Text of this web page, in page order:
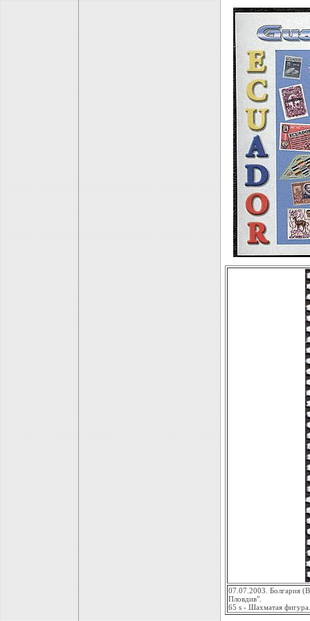
07.07.2003. Болгария
Пловдив".
65 s - Шахматая